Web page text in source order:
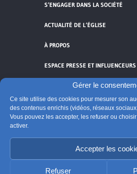
Gérer le
Ce site utilise des cookies pour mesurer son
des contenus enrichis (vidéos, réseaux
Vous pouvez les accepter, les refuser ou
activer.
Accepter les
Refuser
S’ENGAGER DANS LA SOCIÉTÉ
ACTUALITÉ DE L’ÉGLISE
À PROPOS
ESPACE PRESSE ET INFLUENCEURS
Cliquez pour accepter les
vidéos et réseaux sociaux
contenu.
Édité par la Conférence des